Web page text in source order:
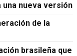
una nueva versión
de la
brasileña que